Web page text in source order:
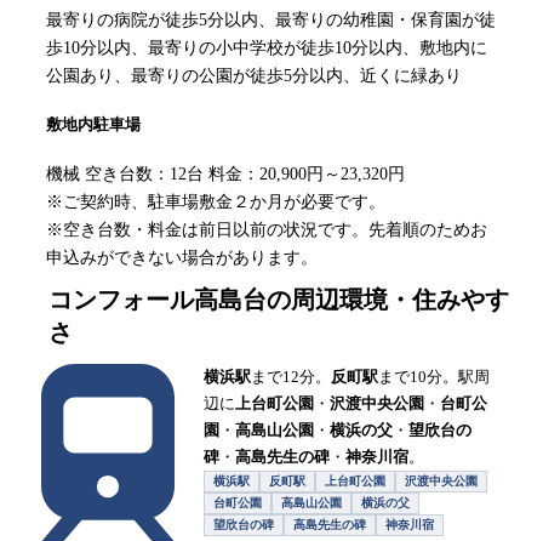
最寄りの病院が徒歩5分以内、最寄りの幼稚園・保育園が徒
歩10分以内、最寄りの小中学校が徒歩10分以内、敷地内に
公園あり、最寄りの公園が徒歩5分以内、近くに緑あり
敷地内駐車場
機械 空き台数：12台 料金：20,900円～23,320円
※ご契約時、駐車場敷金２か月が必要です。
※空き台数・料金は前日以前の状況です。先着順のためお
申込みができない場合があります。
コンフォール高島台の周辺環境・住みやす
さ
横浜駅まで12分。 反町駅まで10分。駅周
辺に上台町公園 ・ 沢渡中央公園 ・ 台町公
園 ・ 高島山公園 ・ 横浜の父 ・ 望欣台の
碑 ・ 高島先生の碑 ・ 神奈川宿。
横浜駅 反町駅 上台町公園
沢渡中央公園
台町公園
高島山公園
横浜の父
望欣台の碑
高島先生の碑 神奈川宿